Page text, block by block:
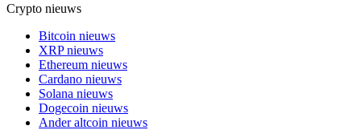
Crypto nieuws
Bitcoin nieuws
XRP nieuws
Ethereum nieuws
Cardano nieuws
Solana nieuws
Dogecoin nieuws
Ander altcoin nieuws